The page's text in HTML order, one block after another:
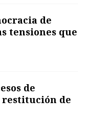
de
tensiones que
de
de